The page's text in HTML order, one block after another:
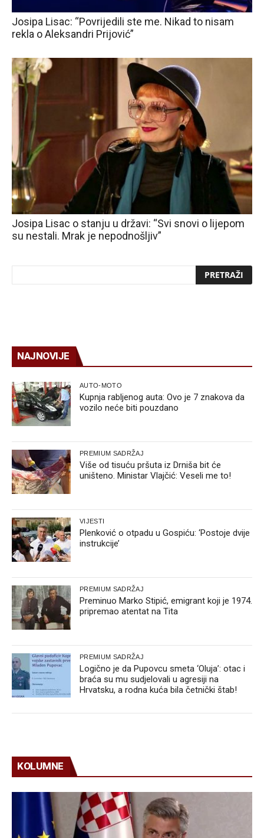
Josipa Lisac: “Povrijedili ste me. Nikad to nisam
rekla o Aleksandri Prijović”
Josipa Lisac o stanju u državi: “Svi snovi o lijepom
su nestali. Mrak je nepodnošljiv”
NAJNOVIJE
AUTO-MOTO
Kupnja rabljenog auta: Ovo je 7 znakova da
vozilo neće biti pouzdano
PREMIUM SADRŽAJ
Više od tisuću pršuta iz Drniša bit će
uništeno. Ministar Vlajčić: Veseli me to!
VIJESTI
Plenković o otpadu u Gospiću: ‘Postoje dvije
instrukcije’
PREMIUM SADRŽAJ
Preminuo Marko Stipić, emigrant koji je 1974.
pripremao atentat na Tita
PREMIUM SADRŽAJ
Logično je da Pupovcu smeta ‘Oluja’: otac i
braća su mu sudjelovali u agresiji na
Hrvatsku, a rodna kuća bila četnički štab!
KOLUMNE